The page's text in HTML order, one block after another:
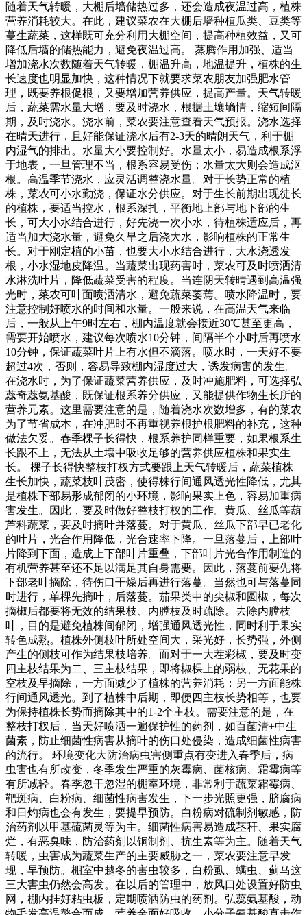
随着天气转暖，大棚后墙储热过多，还会造成夜温过高，植株
营养消耗较大。在此，建议菜农在大棚后墙种植瓜类、豆类等
蔓生蔬菜，这样既可充分利用大棚空间，提高种植效益，又可
降低后墙的储热能力，避免夜温过高。 蒸腾作用加强、适当
增加浇水次数随着天气转暖，棚温升高，地温提升，植株的生
长速度也明显加快，这种情况下就要求菜农朋友加强肥水管
理，既要养根促根，又要增加营养供应，提高产量。天气转暖
后，蔬菜需水量大增，要及时浇水，根据土壤墒情，缩短间隔
期，及时浇水。浇水前，菜农要注意查看天气预报。浇水选择
在晴天进行，且好能保证浇水后有2-3天的晴朗天气，利于棚
内湿气的排出。水量大小要控制好。水量太小，易造成根系浮
于地表，一旦管理不当，根系容易受伤；水量太大则会造成沤
根。高温季节浇水，应灵活调整浇水量。对于长势正常的植
株，菜农可小水勤浇，保证水分供应。对于生长前期出现徒长
的植株，要适当控水，根系深扎，平衡地上部与地下部的生
长，可大小水结合进行，好先浇一次小水，待植株适应后，再
适当加大浇水量，避免久旱之后浇大水，影响植株的正常生
长。对于刚定植的小苗，也要大小水结合进行，大水浇透发
根，小水湿地皮降温。当蔬菜出现药害时，菜农可及时喷洒清
水淋洗叶片，降低蔬菜受害的程度。当连阴天转晴遇到高温强
光时，菜农可叶面喷洒清水，避免蔬菜萎蔫。喷水降温时，要
注意控制好喷水的时间和水量。一般来说，在高温天气来临
后，一般从上午9时左右，棚内温度就会接近30℃甚至更高，
需要开始喷水，建议每次喷水10分钟，间隔半个小时后再喷水
10分钟，保证蔬菜叶片上有水但不滴落。喷水时，一天好不要
超过4次，否则，容易导致棚内湿度过大，诱发病害的发生。
在浇水时，为了保证蔬菜营养供应，及时冲施肥料，可选择弘
蕊奇蕊氨基酸，既保证根系养分供应，又能提供作物生长所的
营养元素。这里需要注意的是，随着浇水次数增多，有的菜农
为了节省成本，在冲肥时不再重视养根护根肥料的补充，这种
做法欠妥。春季棵子长得快，根系养护同样重要，如果根系生
长跟不上，无法从土壤中吸收足够的营养供应植株和果实生
长。 棵子长得快整枝打杈方式要跟上天气转暖后，蔬菜植株
生长加快，蔬菜枝叶茂密，使得株行间通风透光性降低，尤其
是植株下部易形成郁闭的小环境，影响果实上色，容易加重病
害发生。因此，要及时做好整枝打杈的工作。黄瓜、丝瓜等葫
芦科蔬菜，要及时摘叶并落蔓。对于黄瓜、丝瓜下部早已老化
的叶片，光合作用降低，光合速率下降。一旦落蔓后，上部叶
片降到下面，造成上下部叶片重叠，下部叶片光合作用制造的
有机营养甚至还不足以满足其自身需要。因此，落蔓前要先将
下部老叶摘除，待伤口干燥后再进行落蔓。当然也可与落蔓同
时进行，单棵先摘叶，后落蔓。茄果类中的尖椒和圆椒，每次
摘椒后都要将无效的结果枝、内膛枝及时疏除。去除内膛枝
叶，目的是避免植株间郁闭，增强通风透光性，同时利于果实
转色成熟。植株外侧枝叶所处空间大，采光好，长势强，外侧
产生的侧枝可作为结果枝培养。而对于一大茬彩椒，要及时变
四主枝结果为二、三主枝结果，即将椒棵上的弱枝、无花果的
空枝及早摘除，一方面减少了植株的营养消耗；另一方面能株
行间通风透光。到了植株中后期，即便四主枝长势相等，也要
为保持植株长势而摘除其中的1-2个主枝。需要注意的是，在
整枝打杈后，当天好喷洒一遍保护性的药剂，如百菌清+中生
菌素，防止细菌性病害从摘叶的伤口处侵染，造成细菌性病害
的流行。 环境变化大防治病虫害侧重点有变进入春季后，病
虫害也有所改变，冬季发生严重的灰霉病、菌核病、霜霉病等
有所减轻。春季忽干忽湿的棚室环境，非常利于蔬菜霜霉病、
靶斑病、白粉病、细菌性病害发生，下一步光照更强，脐腐病
和日灼病也会有发生，要提早预防。白粉病对硫制剂敏感，防
治药剂以甲基硫菌灵等为主。细菌性病害易造成茎秆、果实腐
烂，有恶臭味，防治药剂以铜制剂、抗生素等为主。随着天气
转暖，虫害成为蔬菜生产的主要威胁之一，菜农要注意早发
现，早预防。棚室中越冬的害虫较多，白粉虱、螨虫、蓟马这
三大害虫仍然会高发。在以后的管理中，放风口处设置好防虫
网，棚内挂好粘虫板，定期喷洒防虫的药剂。弘蕊氨基酸，动